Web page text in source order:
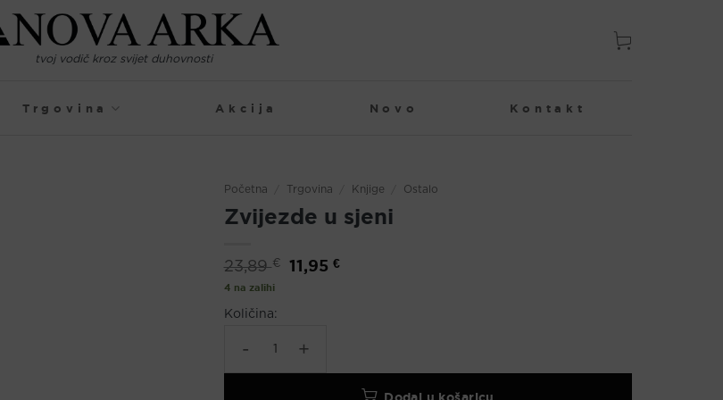
tvoj vodič kroz svijet duhovnosti
Trgovina Akcija Novo Kontakt
Početna Trgovina Knjige Ostalo
Zvijezde u sjeni
23,89€
Izvorna
cijena
11,95 €Trenutna
4 na zalihi
Količina:
Dodaj u košaricu